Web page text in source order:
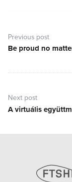
navigáció
Previous post
Previous
Be proud no
Next post
Next
A virtuális